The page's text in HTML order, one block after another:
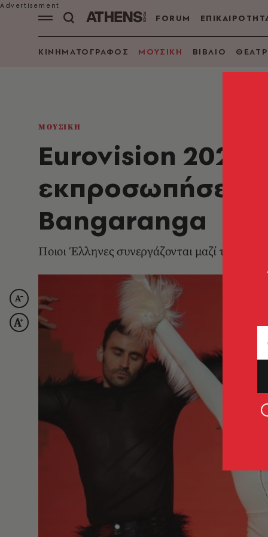
FORUM
ΚΙΝΗΜΑΤΟΓΡΑΦΟΣ ΜΟΥΣΙΚΗ ΒΙΒΛΙΟ
ΜΟΥΣΙΚΗ
Eurovision 2026:
εκπροσωπήσει
Bangaranga
Ποιοι Έλληνες συνεργάζονται μαζί της στη